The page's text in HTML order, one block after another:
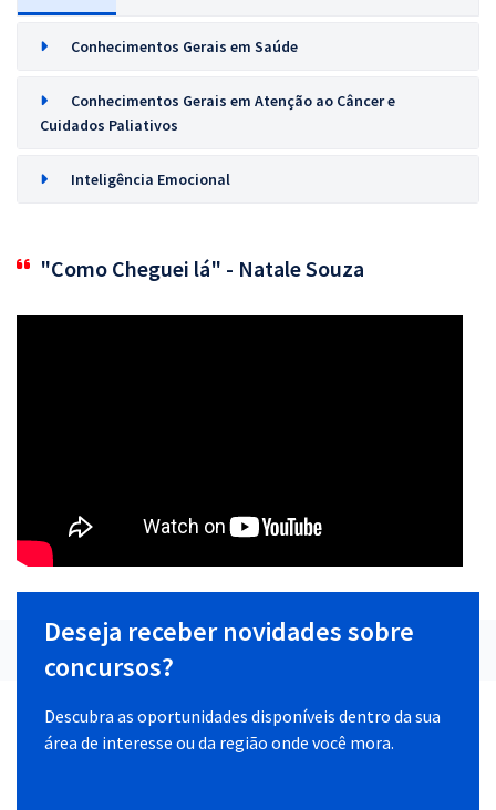
Conhecimentos Gerais em Saúde
Conhecimentos Gerais em Atenção ao Câncer e
Cuidados Paliativos
Inteligência Emocional
"Como Cheguei lá" - Natale Souza
Deseja receber novidades sobre
concursos?
Descubra as oportunidades disponíveis dentro da sua
área de interesse ou da região onde você mora.